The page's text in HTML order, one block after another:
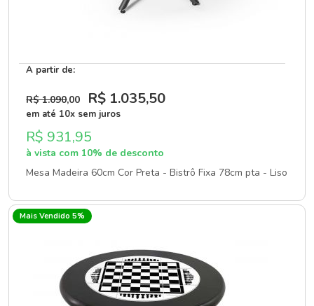
A partir de:
R$ 1.090,00 R$ 1.035,50
em até 10x sem juros
R$ 931,95
à vista com 10% de desconto
Mesa Madeira 60cm Cor Preta - Bistrô Fixa 78cm pta - Liso
Mais Vendido 5%